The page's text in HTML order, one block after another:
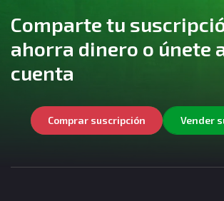
Comparte tu
ahorra dinero o únete
cuenta
Comprar suscripción Vender